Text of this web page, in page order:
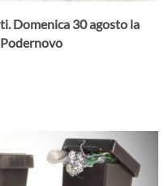
Domenica 30 agosto la